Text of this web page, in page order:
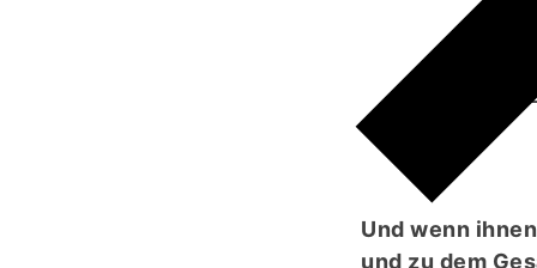
Und wenn
und zu dem